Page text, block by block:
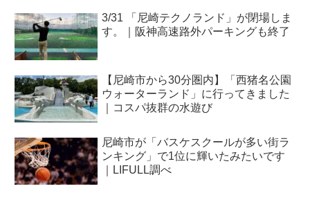
3/31 「尼崎テクノランド」が閉場しま
す。｜阪神高速路外パーキングも終了
【尼崎市から30分圏内】「西猪名公園
ウォーターランド」に行ってきました
｜コスパ抜群の水遊び
尼崎市が「バスケスクールが多い街ラ
ンキング」で1位に輝いたみたいです
｜LIFULL調べ